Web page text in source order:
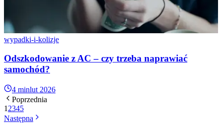
wypadki-i-kolizje
Odszkodowanie z AC – czy trzeba naprawiać
samochód?
4 minlut 2026
Poprzednia
1 2345
Następna